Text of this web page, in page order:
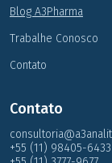
Blog A3Pharma
Trabalhe Conosco
Contato
Contato
+55 (11) 98405-6433